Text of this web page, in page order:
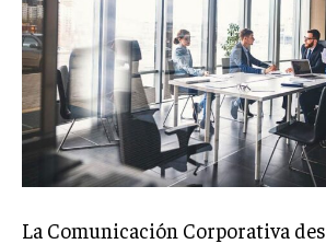
We have a curated list of the most
across the globe. With any subscription
to exclusive articlesthat let you stay
Your Profile
NEWS LIFESTYLE PUBLIC
La Comunicación Corporativa